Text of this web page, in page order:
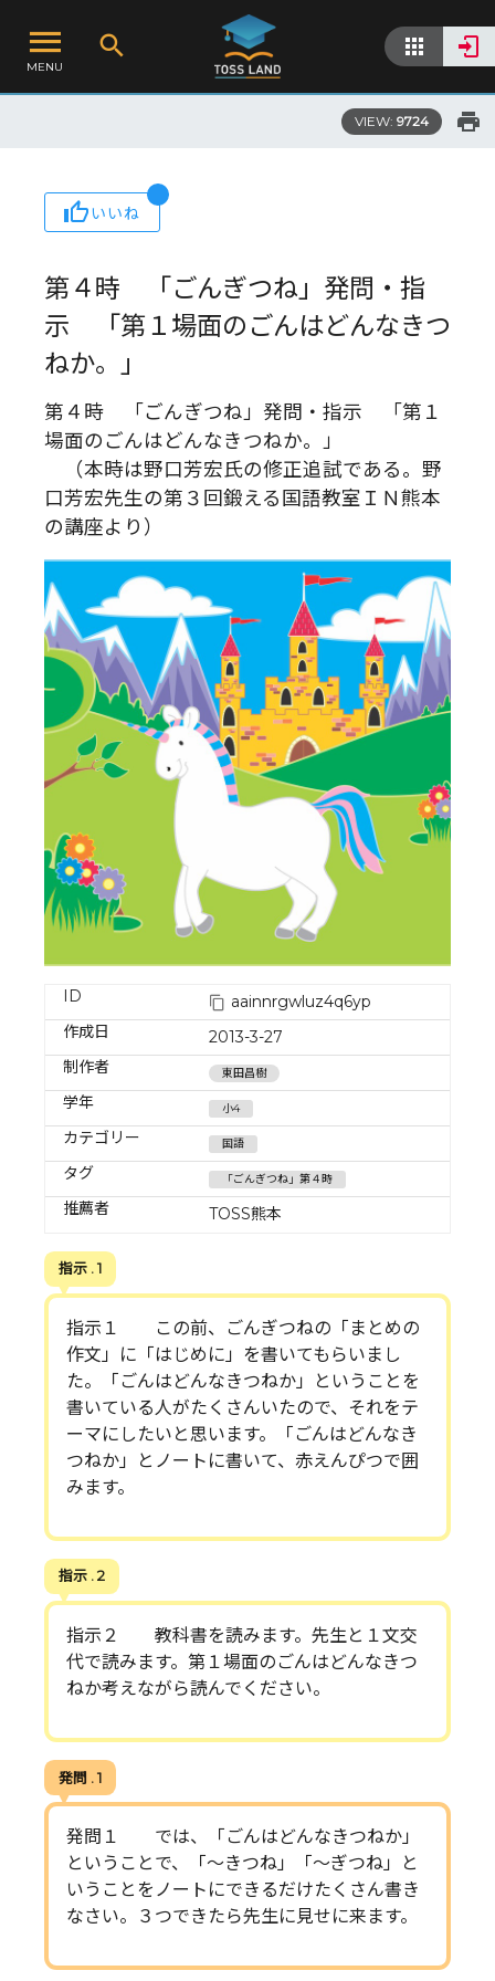
MENU
VIEW: 9724
いいね
第４時 「ごんぎつね」発問・指
示 「第１場面のごんはどんなきつ
ねか。」
第４時 「ごんぎつね」発問・指示 「第１
場面のごんはどんなきつねか。」
（本時は野口芳宏氏の修正追試である。野
口芳宏先生の第３回鍛える国語教室ＩＮ熊本
の講座より）
ID
aainnrgwluz4q6yp
作成日
2013-3-27
制作者
東田昌樹
学年 小4
カテゴリー 国語
タグ 「ごんぎつね」第４時
推薦者 TOSS熊本
指示 . 1
指示１ この前、ごんぎつねの「まとめの
作文」に「はじめに」を書いてもらいまし
た。「ごんはどんなきつねか」ということを
書いている人がたくさんいたので、それをテ
ーマにしたいと思います。「ごんはどんなき
つねか」とノートに書いて、赤えんぴつで囲
みます。
指示 . 2
指示２ 教科書を読みます。先生と１文交
代で読みます。第１場面のごんはどんなきつ
ねか考えながら読んでください。
発問 . 1
発問１ では、「ごんはどんなきつねか」
ということで、「～きつね」「～ぎつね」と
いうことをノートにできるだけたくさん書き
なさい。３つできたら先生に見せに来ます。